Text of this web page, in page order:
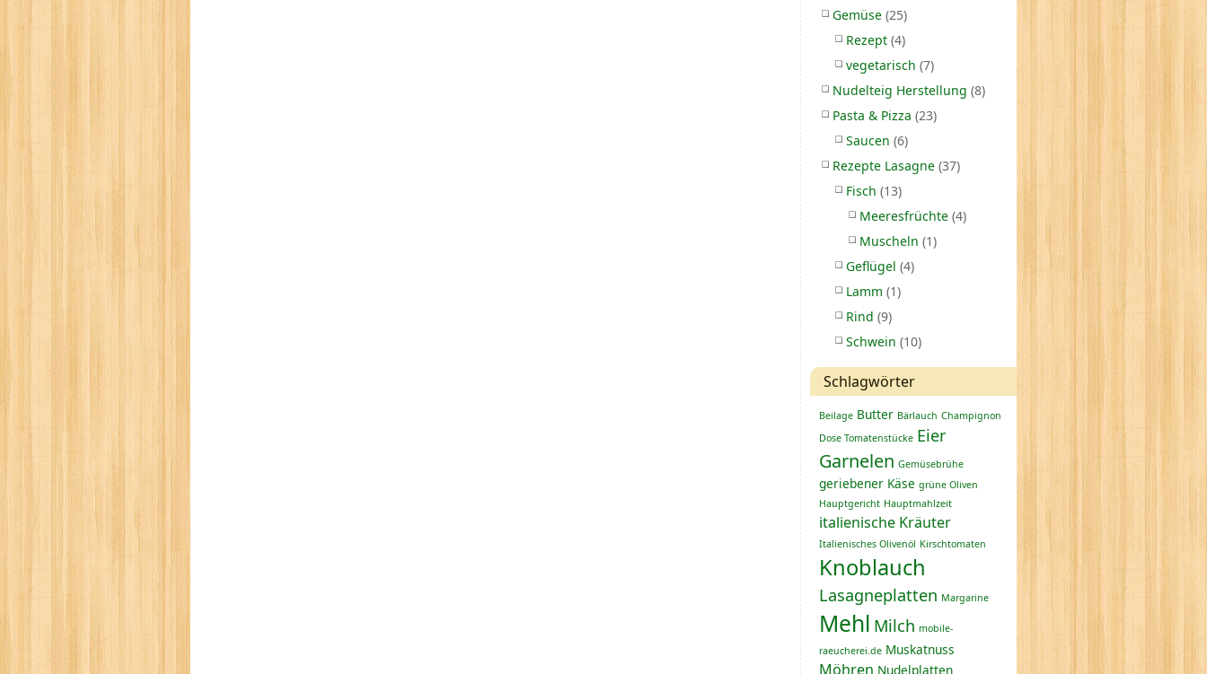
Gemüse (25)
Rezept (4)
vegetarisch (7)
Nudelteig Herstellung (8)
Pasta & Pizza (23)
Saucen (6)
Rezepte Lasagne (37)
Fisch (13)
Meeresfrüchte (4)
Muscheln (1)
Geflügel (4)
Lamm (1)
Rind (9)
Schwein (10)
Schlagwörter
Beilage Butter Bärlauch Champignon
Dose Tomatenstücke Eier
Garnelen Gemüsebrühe
geriebener Käse grüne Oliven
Hauptgericht Hauptmahlzeit
italienische Kräuter
Italienisches Olivenöl Kirschtomaten
Knoblauch
Lasagneplatten Margarine
Mehl Milch mobile-
raeucherei.de Muskatnuss
Möhren Nudelplatten